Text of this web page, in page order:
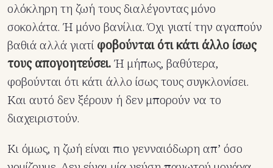
ολόκληρη τη ζωή τους διαλέγοντας μόνο
σοκολάτα. Ή μόνο βανίλια. Όχι γιατί την αγαπούν
βαθιά αλλά γιατί φοβούνται ότι κάτι άλλο ίσως
τους απογοητεύσει.Ή μήπως, βαθύτερα,
φοβούνται ότι κάτι άλλο ίσως τους συγκλονίσει.
Και αυτό δεν ξέρουν ή δεν μπορούν να το
διαχειριστούν.
Κι όμως, η ζωή είναι πιο γενναιόδωρη απ’ όσο